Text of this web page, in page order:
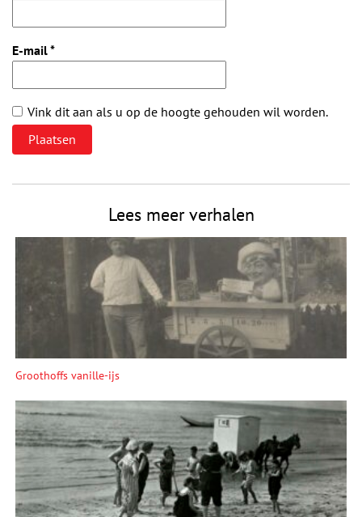
E-mail*
Vink dit aan als u op de hoogte gehouden wil worden.
Lees meer verhalen
Groothoffs vanille-ijs